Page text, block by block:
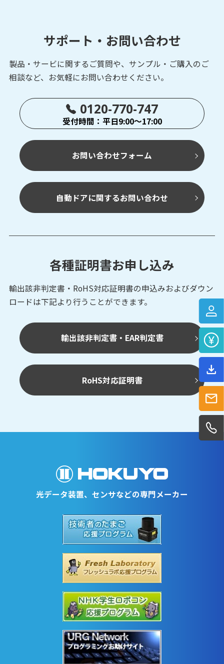
サポート・お問い合わせ
製品・サービに関するご質問や、サンプル・ご購入の ご
相談など、お気軽にお問い合わせください。
0120-770-747
受付時間：平日9:00～17:00
お問い合わせフォーム
自動ドアに関するお問い合わせ
各種証明書お申し込み
輸出該非判定書・RoHS対応証明書の申込みおよびダウン
ロードは下記より行うことができます。
輸出該非判定書・EAR判定書
RoHS対応証明書
光データ装置、センサなどの専門メーカー